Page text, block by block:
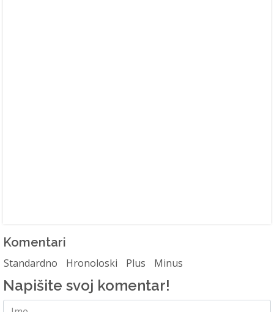
Komentari
Standardno Hronoloski Plus Minus
Napišite svoj komentar!